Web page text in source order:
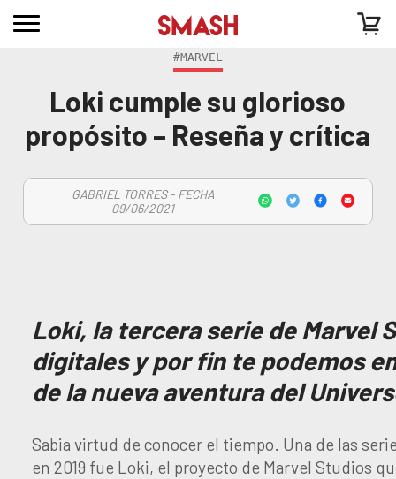
#MARVEL
Loki cumple su glorioso
propósito – Reseña y crítica
GABRIEL TORRES - FECHA
09/06/2021
Loki, la tercera serie de Marvel
digitales y por fin te podemos
de la nueva aventura del
Sabia virtud de conocer el tiempo. Una de las
en 2019 fue Loki, el proyecto de Marvel Studios